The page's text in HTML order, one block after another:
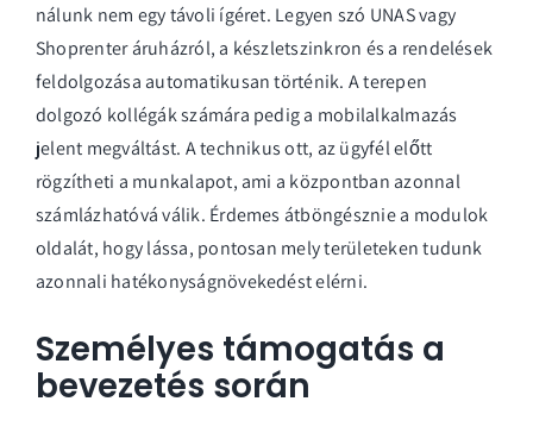
nálunk nem egy távoli ígéret. Legyen szó UNAS vagy
Shoprenter áruházról, a készletszinkron és a rendelések
feldolgozása automatikusan történik. A terepen
dolgozó kollégák számára pedig a mobilalkalmazás
jelent megváltást. A technikus ott, az ügyfél előtt
rögzítheti a munkalapot, ami a központban azonnal
számlázhatóvá válik. Érdemes átböngésznie a modulok
oldalát, hogy lássa, pontosan mely területeken tudunk
azonnali hatékonyságnövekedést elérni.
Személyes támogatás a
bevezetés során